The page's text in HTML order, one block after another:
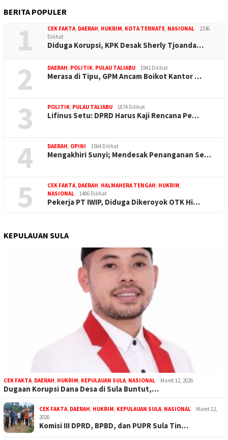
BERITA POPULER
1 CEK FAKTA, DAERAH, HUKRIM, KOTA TERNATE, NASIONAL
2336
Dilihat
Diduga Korupsi, KPK Desak Sherly Tjoanda…
2 DAERAH, POLITIK, PULAU TALIABU 1942 Dilihat
Merasa di Tipu, GPM Ancam Boikot Kantor …
3 POLITIK, PULAU TALIABU 1874 Dilihat
Lifinus Setu: DPRD Harus Kaji Rencana Pe…
4 DAERAH, OPINI 1564 Dilihat
Mengakhiri Sunyi; Mendesak Penanganan Se…
5 CEK FAKTA, DAERAH, HALMAHERA TENGAH, HUKRIM,
NASIONAL
1486 Dilihat
Pekerja PT IWIP, Diduga Dikeroyok OTK Hi…
KEPULAUAN SULA
CEK FAKTA, DAERAH, HUKRIM, KEPULAUAN SULA, NASIONAL Maret 12, 2026
Dugaan Korupsi Dana Desa di Sula Buntut,…
CEK FAKTA, DAERAH, HUKRIM, KEPULAUAN SULA, NASIONAL
Maret 12,
2026
Komisi III DPRD, BPBD, dan PUPR Sula Tin…